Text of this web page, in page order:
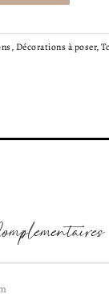
,Décorations à poser,